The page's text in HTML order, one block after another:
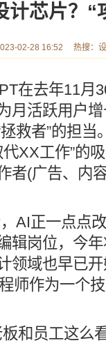
芯片？“
02-28 16:52 热搜：
在去年11月
月活跃用户
救者”的担当
XX工作”的
者(广告、内
AI正一点点
辑岗位，今
领域也早已
师作为一个
和员工这么